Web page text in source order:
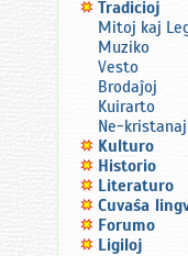
Tradicioj
Mitoj kaj
Muziko
Vesto
Brodaĵoj
Kuirarto
Ne-
Kulturo
Historio
Literaturo
Ĉuvaŝa
Forumo
Ligiloj